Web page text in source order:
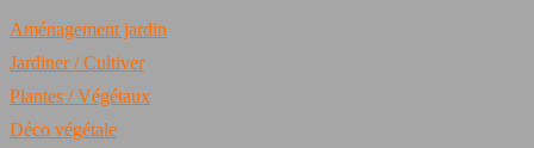
Aménagement jardin
Jardiner / Cultiver
Plantes / Végétaux
Déco végétale